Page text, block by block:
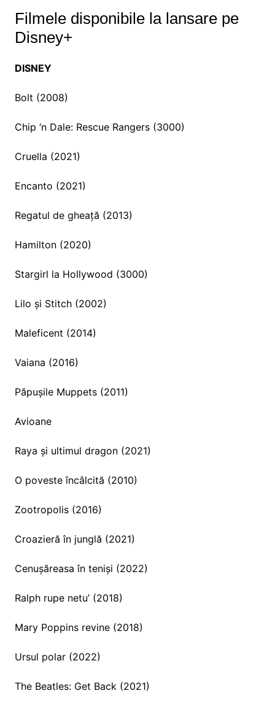
Filmele disponibile la lansare pe
Disney+
DISNEY
Bolt (2008)
Chip ‘n Dale: Rescue Rangers (3000)
Cruella (2021)
Encanto (2021)
Regatul de gheață (2013)
Hamilton (2020)
Stargirl la Hollywood (3000)
Lilo și Stitch (2002)
Maleficent (2014)
Vaiana (2016)
Păpușile Muppets (2011)
Avioane
Raya și ultimul dragon (2021)
O poveste încâlcită (2010)
Zootropolis (2016)
Croazieră în junglă (2021)
Cenușăreasa în teniși (2022)
Ralph rupe netu’ (2018)
Mary Poppins revine (2018)
Ursul polar (2022)
The Beatles: Get Back (2021)